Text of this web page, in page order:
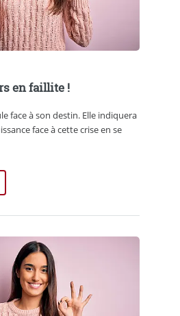
en faillite !
face à son destin. Elle indiquera
face à cette crise en se